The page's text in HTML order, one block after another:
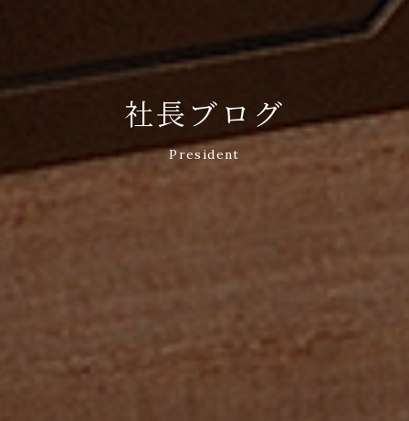
社長ブログ
President